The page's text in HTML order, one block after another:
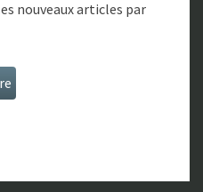
nouveaux articles par